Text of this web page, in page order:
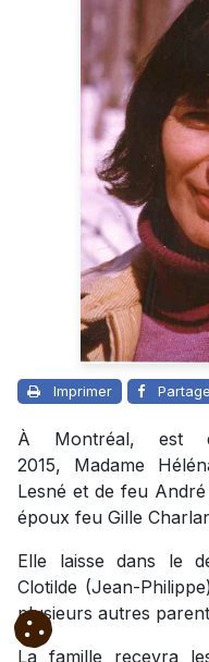
Imprimer
À Montréal, est
2015, Madame
Lesné et de feu
époux feu Gille
Elle laisse dans le
Clotilde (Jean-
plusieurs autres
La famille recevra